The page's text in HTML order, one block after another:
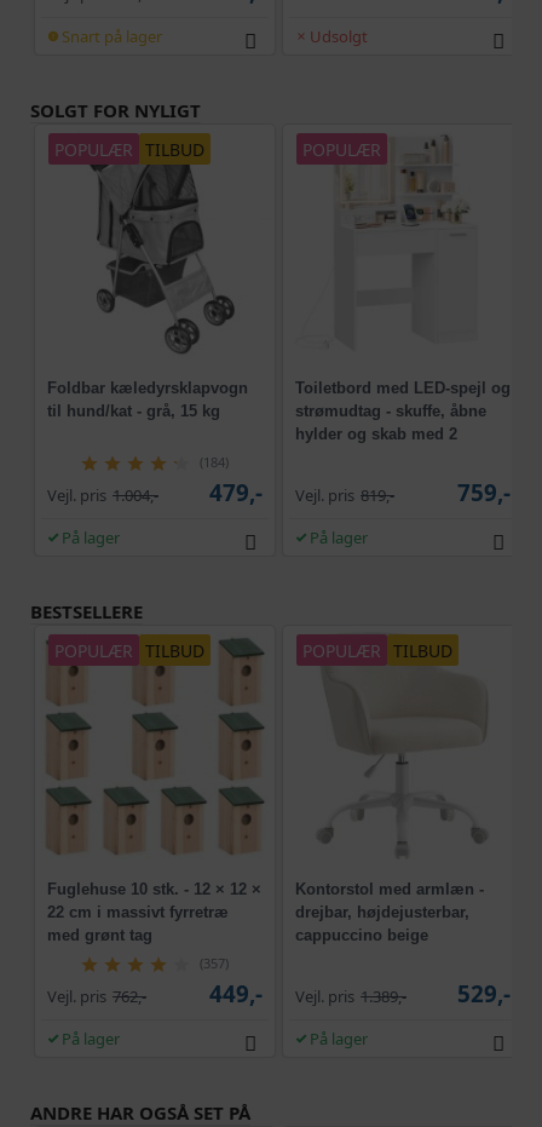
Snart på lager Udsolgt
SOLGT FOR NYLIGT
POPULÆR TILBUD
Foldbar kæledyrsklapvogn
til hund/kat - grå, 15 kg
(184)
Vejl. pris 1.004,- 479,-
På lager
POPULÆR
Toiletbord med LED-spejl og
strømudtag - skuffe, åbne
hylder og skab med 2
Vejl. pris 819,- 759,-
På lager
BESTSELLERE
POPULÆR TILBUD
Fuglehuse 10 stk. - 12 × 12 ×
22 cm i massivt fyrretræ
med grønt tag
(357)
Vejl. pris 762,- 449,-
På lager
POPULÆR TILBUD
Kontorstol med armlæn -
drejbar, højdejusterbar,
cappuccino beige
Vejl. pris 1.389,- 529,-
På lager
ANDRE HAR OGSÅ SET PÅ